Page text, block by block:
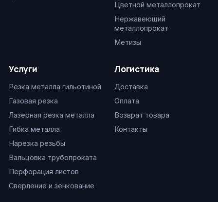
Цветной металлопрокат
Нержавеющий
металлопрокат
Метизы
Услуги
Резка металла гильотиной
Газовая резка
Лазерная резка металла
Гибка металла
Нарезка резьбы
Вальцовка трубопроката
Перфорация листов
Сверление и зенкование
Логистика
Доставка
Оплата
Возврат товара
Контакты